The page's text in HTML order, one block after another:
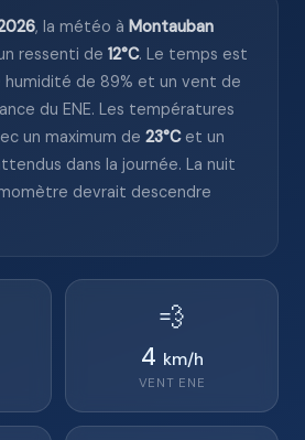
, la météo à Montauban
ressenti de 12°C. Le temps est
humidité de 89% et un vent de
du ENE. Les températures
un maximum de 23°Cet un
dans la journée. La nuit
devrait descendre
💨
4 km/h
VENT ENE